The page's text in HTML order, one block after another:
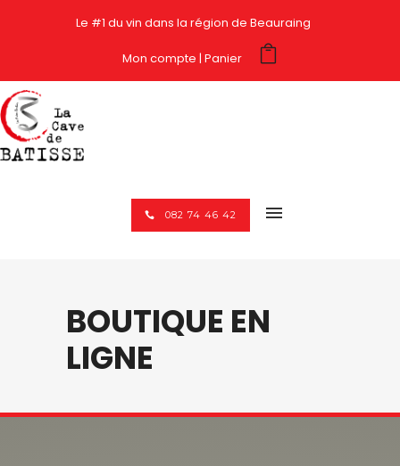
Le #1 du vin dans la région de Beauraing
Mon compte Panier
082 74 46 42
BOUTIQUE EN
LIGNE